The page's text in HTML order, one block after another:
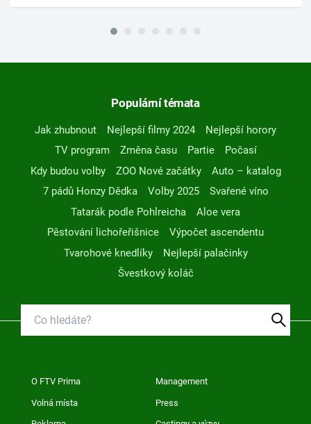
Populární témata
Jak zhubnout Nejlepší filmy 2024
Nejlepší horory
TV program
Změna času Partie
Počasí
Kdy budou volby
ZOO Nové začátky
Auto – katalog
7 pádů Honzy Dědka
Volby 2025
Svařené víno
Tatarák podle Pohlreicha
Aloe vera
Pěstování lichořeřišnice
Výpočet ascendentu
Tvarohové knedlíky
Nejlepší palačinky
Švestkový koláč
O FTV Prima Management
Volná místa Press